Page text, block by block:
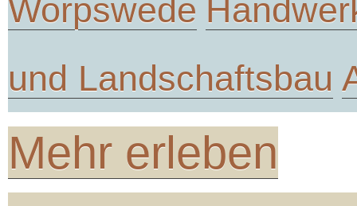
Worpswede
und Landschaftsbau
Mehr erleben